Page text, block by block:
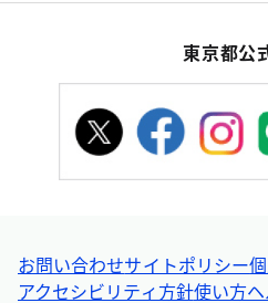
東京都公
お問い合わせサイトポリシー
アクセシビリティ方針使い方